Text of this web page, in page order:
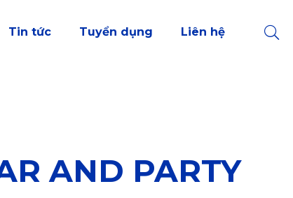
Tin tức Tuyển dụng Liên hệ
AND PARTY